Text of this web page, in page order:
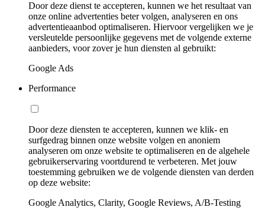
Door deze dienst te accepteren, kunnen we het resultaat van
onze online advertenties beter volgen, analyseren en ons
advertentieaanbod optimaliseren. Hiervoor vergelijken we je
versleutelde persoonlijke gegevens met de volgende externe
aanbieders, voor zover je hun diensten al gebruikt:
Google Ads
Performance
Door deze diensten te accepteren, kunnen we klik- en
surfgedrag binnen onze website volgen en anoniem
analyseren om onze website te optimaliseren en de algehele
gebruikerservaring voortdurend te verbeteren. Met jouw
toestemming gebruiken we de volgende diensten van derden
op deze website:
Google Analytics, Clarity, Google Reviews, A/B-Testing